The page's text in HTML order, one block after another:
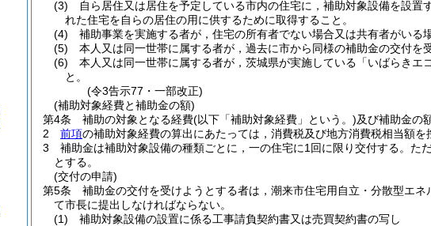
(3)
自ら居住又は居住を予定している市内の住宅に，補助対象設備を設
れた住宅を自らの居住の用に供するために取得すること。
(4)
補助事業を実施する者が，住宅の所有者でない場合又は共有者がいる
(5)
本人又は同一世帯に属する者が，過去に市から同様の補助金の交付を
(6)
本人又は同一世帯に属する者が，茨城県が実施している「いばらき
と。
(令3告示77・一部改正)
(補助対象経費と補助金の額)
第4条
補助の対象となる経費(以下「補助対象経費」という。)及び補助金の
2
前項の補助対象経費の算出にあたっては，消費税及び地方消費税相当額を
3
補助金は補助対象設備の種類ごとに，一の住宅に1回に限り交付する。 た
とする。
(交付の申請)
第5条
補助金の交付を受けようとする者は，潮来市住宅用自立・分散型エ
て市長に提出しなければならない。
(1)
補助対象設備の設置に係る工事請負契約書又は売買契約書の写し